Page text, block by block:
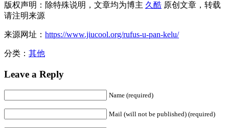
版权声明：除特殊说明，文章均为博主 久酷 原创文章，转载
请注明来源
来源网址： https://www.jiucool.org/rufus-u-pan-kelu/
分类： 其他
Leave a Reply
Name (required)
Mail (will not be published) (required)